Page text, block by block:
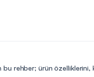
bu rehber; ürün